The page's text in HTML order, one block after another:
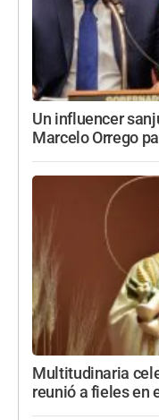
Un influencer
Marcelo Orrego
Multitudinaria
reunió a fieles en